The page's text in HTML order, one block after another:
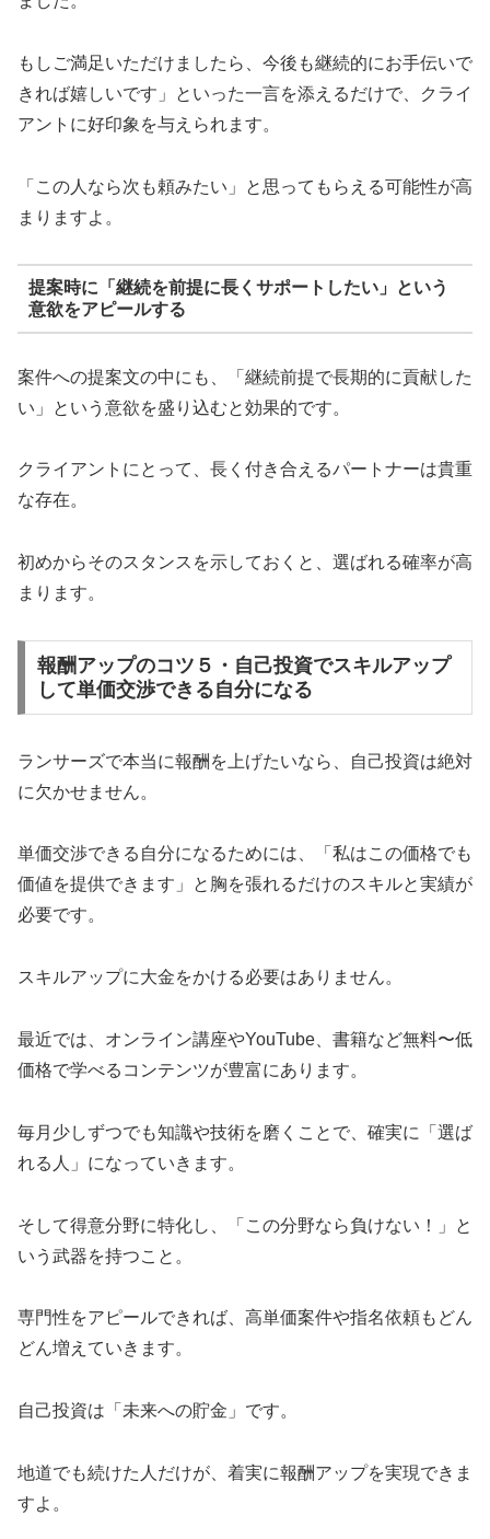
もしご満足いただけましたら、今後も継続的にお手伝いで
きれば嬉しいです」といった一言を添えるだけで、クライ
アントに好印象を与えられます。
「この人なら次も頼みたい」と思ってもらえる可能性が高
まりますよ。
提案時に「継続を前提に長くサポートしたい」という
意欲をアピールする
案件への提案文の中にも、「継続前提で長期的に貢献した
い」という意欲を盛り込むと効果的です。
クライアントにとって、長く付き合えるパートナーは貴重
な存在。
初めからそのスタンスを示しておくと、選ばれる確率が高
まります。
報酬アップのコツ５・自己投資でスキルアップ
して単価交渉できる自分になる
ランサーズで本当に報酬を上げたいなら、自己投資は絶対
に欠かせません。
単価交渉できる自分になるためには、「私はこの価格でも
価値を提供できます」と胸を張れるだけのスキルと実績が
必要です。
スキルアップに大金をかける必要はありません。
最近では、オンライン講座やYouTube、書籍など無料〜低
価格で学べるコンテンツが豊富にあります。
毎月少しずつでも知識や技術を磨くことで、確実に「選ば
れる人」になっていきます。
そして得意分野に特化し、「この分野なら負けない！」と
いう武器を持つこと。
専門性をアピールできれば、高単価案件や指名依頼もどん
どん増えていきます。
自己投資は「未来への貯金」です。
地道でも続けた人だけが、着実に報酬アップを実現できま
すよ。